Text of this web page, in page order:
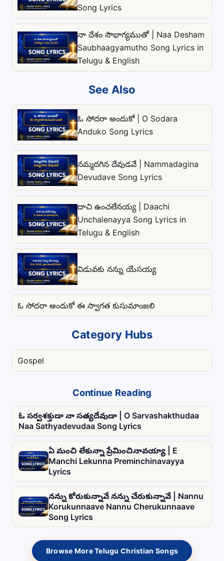
Song Lyrics
నా దేశం సౌభాగ్యముతో | Naa Desham
Saubhaagyamutho Song Lyrics in
Telugu & English
See Also
ఓ సోదరా అందుకో | O Sodara
Anduko Song Lyrics
నమ్మదగిన దేవుడవే | Nammadagina
Devudave Song Lyrics
దాచి ఉంచలేనయ్య | Daachi
Unchalenayya Song Lyrics in
Telugu & English
విడువకు నన్ను యేసయ్య
ఓ సోదరా అందుకో ఈ స్వాగత కుసుమాంజలి
Category Hubs
Gospel
Continue Reading
ఓ సర్వశక్తుడా నా సత్యదేవుడా | O Sarvashakthudaa
Naa Sathyadevudaa Song Lyrics
ఏ మంచి లేకున్నా ప్రేమించినావయ్యా | E
Manchi Lekunna Preminchinavayya
Lyrics
నన్ను కోరుకున్నావే నన్ను చేరుకున్నావే | Nannu
Korukunnaave Nannu Cherukunnaave
Song Lyrics
Browse More Telugu Christian Songs